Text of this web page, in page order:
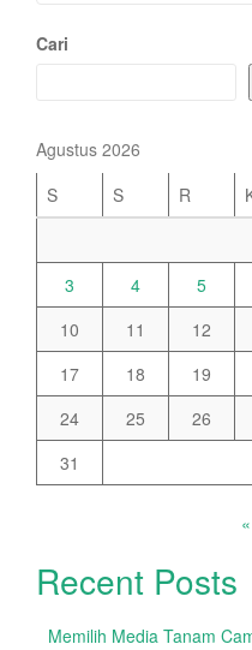
Cari
Agustus 2026
S
S R
3
4 5
10
11 12
17
18 19
24
25 26
31
Recent Posts
Memilih Media Tanam